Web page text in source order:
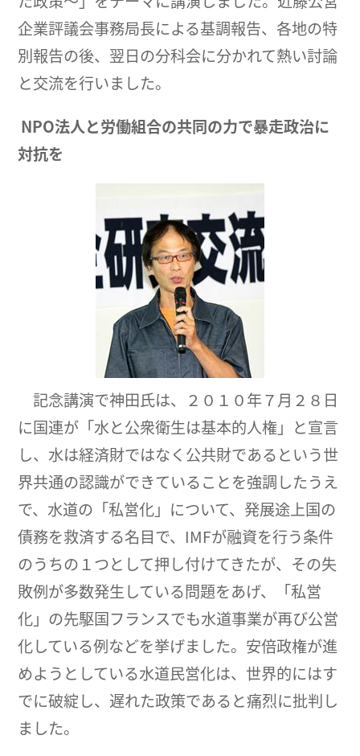
企業評議会事務局長による基調報告、各地の特
別報告の後、翌日の分科会に分かれて熱い討論
と交流を行いました。
NPO法人と労働組合の共同の力で暴走政治に
対抗を
記念講演で神田氏は、２０１０年７月２８日
に国連が「水と公衆衛生は基本的人権」と宣言
し、水は経済財ではなく公共財であるという世
界共通の認識ができていることを強調したうえ
で、水道の「私営化」について、発展途上国の
債務を救済する名目で、IMFが融資を行う条件
のうちの１つとして押し付けてきたが、その失
敗例が多数発生している問題をあげ、「私営
化」の先駆国フランスでも水道事業が再び公営
化している例などを挙げました。安倍政権が進
めようとしている水道民営化は、世界的にはす
でに破綻し、遅れた政策であると痛烈に批判し
ました。